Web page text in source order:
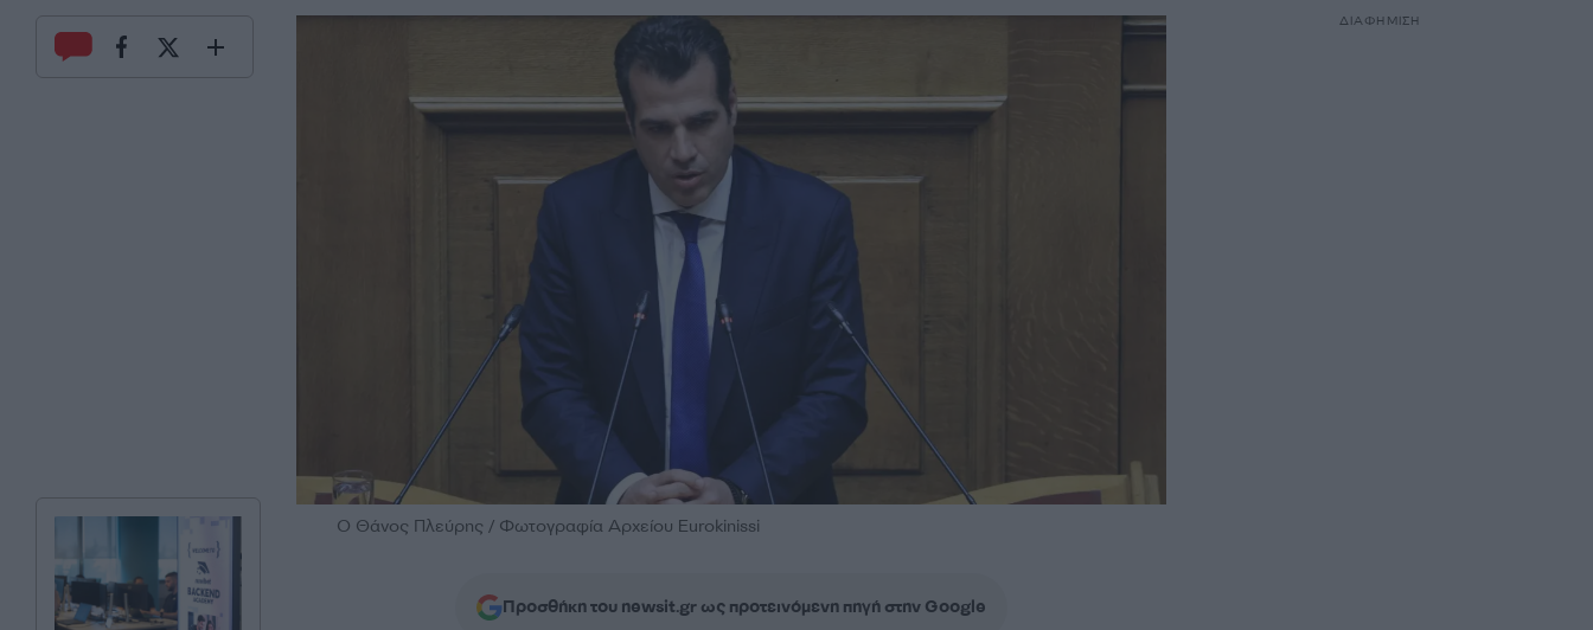
Ο Θάνος Πλεύρης / Φωτογραφία Αρχείου Eurokinissi
Προσθήκη του newsit.gr ως προτεινόμενη πηγή στην Google
ΔΙΑΦΗΜΙΣΗ